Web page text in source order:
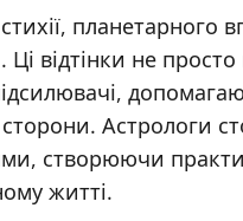
планетарного
відтінки не
Астрологи
створюючи
житті.